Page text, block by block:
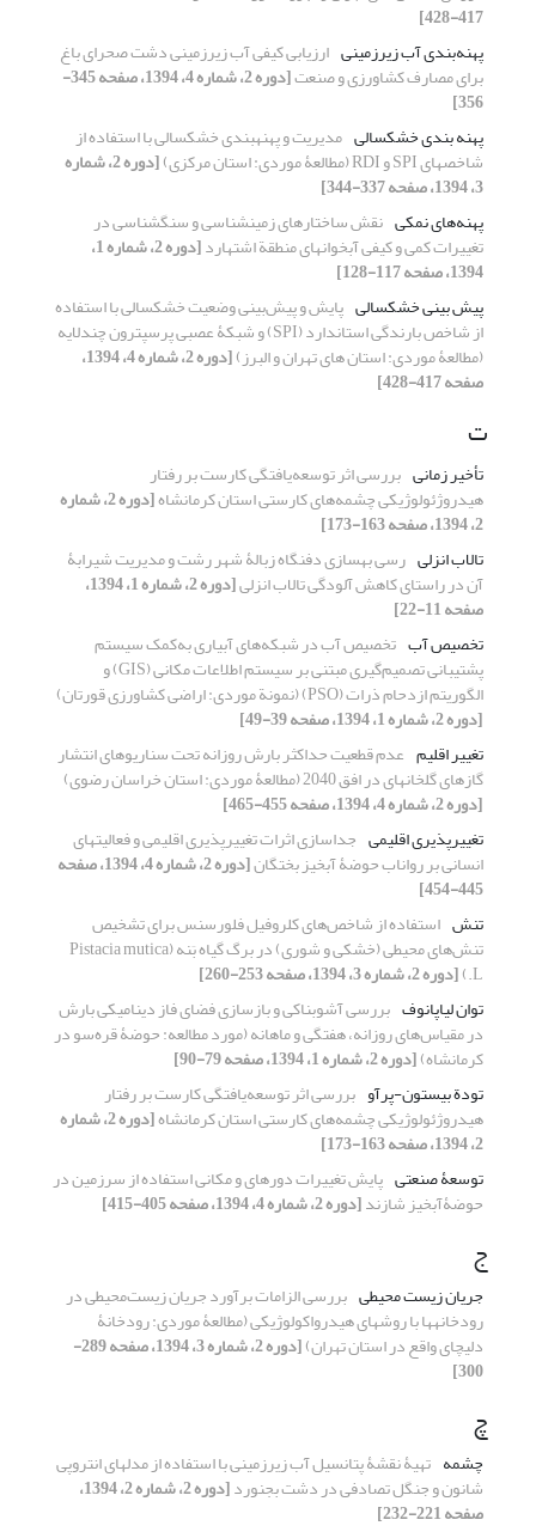
417-428]
پهنه‌‏بندی آب زیرزمینی ارزیابی کیفی آب زیرزمینی دشت صحرای باغ
برای مصارف کشاورزی و صنعت [دوره 2، شماره 4، 1394، صفحه 345-
356]
پهنه‏ بندی خشکسالی مدیریت و پهنه‏بندی خشکسالی با استفاده از
شاخص‏های SPI و RDI (مطالعۀ موردی: استان مرکزی) [دوره 2، شماره
3، 1394، صفحه 337-344]
پهنه‌های نمکی نقش ساختارهای زمینشناسی و سنگشناسی در
تغییرات کمی و کیفی آبخوانهای منطقة اشتهارد [دوره 2، شماره 1،
1394، صفحه 117-128]
پیش‏ بینی خشکسالی پایش و پیش‌‏بینی وضعیت خشکسالی با استفاده
از شاخص بارندگی استاندارد (SPI) و شبکۀ عصبی پرسپترون چندلایه
(مطالعۀ موردی: استان‏ های تهران و البرز) [دوره 2، شماره 4، 1394،
صفحه 417-428]
ت
تأخیر زمانی بررسی اثر توسعه‌یافتگی کارست بر رفتار
هیدروژئولوژیکی چشمه‌های کارستی استان کرمانشاه [دوره 2، شماره
2، 1394، صفحه 163-173]
تالاب انزلی رسی بهسازی دفنگاه زبالۀ شهر رشت و مدیریت شیرابۀ
آن در راستای کاهش آلودگی تالاب انزلی [دوره 2، شماره 1، 1394،
صفحه 11-22]
تخصیص آب تخصیص آب در شبکه‌های آبیاری به‌کمک سیستم
پشتیبانی تصمیم‌گیری مبتنی بر سیستم اطلاعات مکانی (GIS) و
الگوریتم ازدحام ذرات (PSO) (نمونة موردی: اراضی کشاورزی قورتان)
[دوره 2، شماره 1، 1394، صفحه 39-49]
تغییر اقلیم عدم قطعیت حداکثر بارش روزانه تحت سناریوهای انتشار
گازهای گلخانه‏ای در افق 2040 (مطالعۀ موردی: استان خراسان رضوی)
[دوره 2، شماره 4، 1394، صفحه 455-465]
تغییر‌پذیری اقلیمی جدا‏سازی اثرات تغییر‌پذیری اقلیمی و فعالیت‏‏های
انسانی بر رواناب حوضۀ آبخیز بختگان [دوره 2، شماره 4، 1394، صفحه
445-454]
تنش استفاده از شاخص‌های کلروفیل فلورسنس برای تشخیص
تنش‌های محیطی (خشکی و شوری) در برگ گیاه بَنه (Pistacia mutica
L.) [دوره 2، شماره 3، 1394، صفحه 253-260]
توان لیاپانوف بررسی آشوبناکی و بازسازی فضای فاز دینامیکی بارش
در مقیاس‌های روزانه، هفتگی و ماهانه (مورد مطالعه: حوضۀ قره‌سو در
کرمانشاه)[دوره 2، شماره 1، 1394، صفحه 79-90]
تودة بیستون-پرآو بررسی اثر توسعه‌یافتگی کارست بر رفتار
هیدروژئولوژیکی چشمه‌های کارستی استان کرمانشاه [دوره 2، شماره
2، 1394، صفحه 163-173]
توسعۀ صنعتی پایش تغییرات دوره‏ای و مکانی استفاده از سرزمین در
حوضۀآبخیز شازند[دوره 2، شماره 4، 1394، صفحه 405-415]
ج
جریان زیست‏ محیطی بررسی الزامات برآورد جریان زیست‌محیطی در
رودخانه‏ها با روش‏های هیدرواکولوژیکی (مطالعۀ موردی: رودخانۀ
دلیچای واقع در استان تهران) [دوره 2، شماره 3، 1394، صفحه 289-
300]
چ
چشمه تهیۀ نقشۀ پتانسیل آب زیرزمینی با استفاده از مدل‎های انتروپی
شانون و جنگل تصادفی در دشت بجنورد [دوره 2، شماره 2، 1394،
صفحه 221-232]